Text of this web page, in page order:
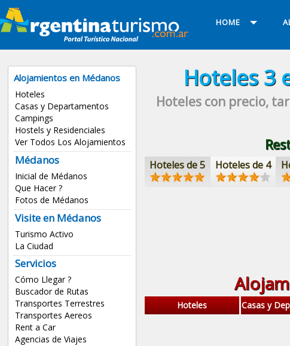
HOME
Alojamientos en Médanos
Hoteles
Casas y Departamentos
Campings
Hostels y Residenciales
Ver Todos Los Alojamientos
Médanos
Inicial de Médanos
Que Hacer ?
Fotos de Médanos
Visite en Médanos
Turismo Activo
La Ciudad
Servicios
Cómo Llegar ?
Buscador de Rutas
Transportes Terrestres
Transportes Aereos
Rent a Car
Agencias de Viajes
Hoteles3
Hoteles con precio,
Hoteles de 5 Hoteles de 4
Hoteles Casas y